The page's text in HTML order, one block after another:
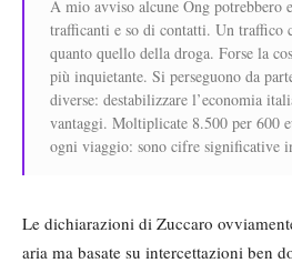
A mio avviso alcune Ong potrebbero
trafficanti e so di contatti. Un traffico
quanto quello della droga. Forse la
più inquietante. Si perseguono da
diverse: destabilizzare l’economia
vantaggi. Moltiplicate 8.500 per 600
ogni viaggio: sono cifre significative
Le dichiarazioni di Zuccaro
aria ma basate su intercettazioni ben